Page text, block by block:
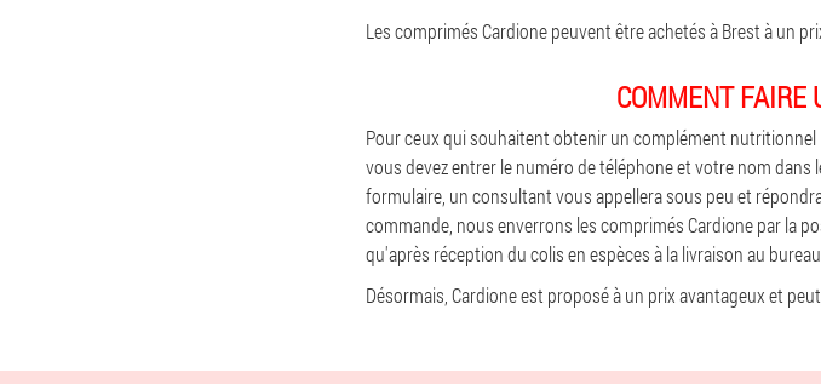
Les comprimés Cardione peuvent être achetés à Brest à un
COMMENT FAIRE
Pour ceux qui souhaitent obtenir un complément
vous devez entrer le numéro de téléphone et votre nom
formulaire, un consultant vous appellera sous peu et
commande, nous enverrons les comprimés Cardione par la
qu'après réception du colis en espèces à la livraison au
Désormais, Cardione est proposé à un prix avantageux et